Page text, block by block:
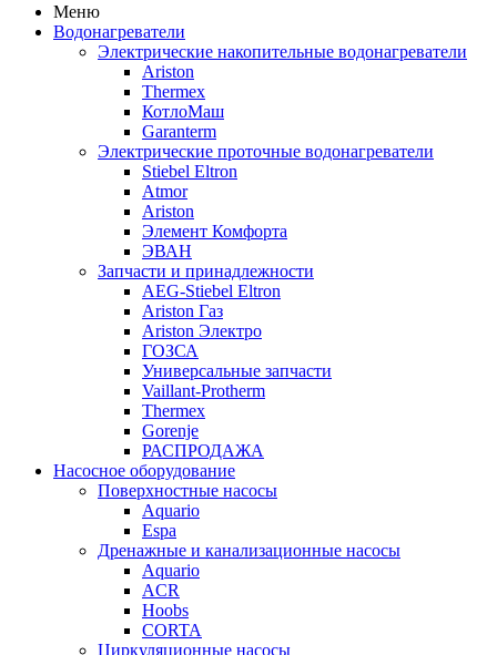
Меню
Водонагреватели
Электрические накопительные водонагреватели
Ariston
Thermex
КотлоМаш
Garanterm
Электрические проточные водонагреватели
Stiebel Eltron
Atmor
Ariston
Элемент Комфорта
ЭВАН
Запчасти и принадлежности
AEG-Stiebel Eltron
Ariston Газ
Ariston Электро
ГОЗСА
Универсальные запчасти
Vaillant-Protherm
Thermex
Gorenje
РАСПРОДАЖА
Насосное оборудование
Поверхностные насосы
Aquario
Espa
Дренажные и канализационные насосы
Aquario
ACR
Hoobs
CORTA
Циркуляционные насосы